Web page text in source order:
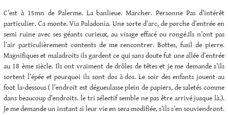
C’est à 15mn de Palerme. La banlieue. Marcher. Personne Pas d’intérêt
particulier. Ca monte. Via Paladonia. Une sorte d’arc, de porche d’entrée en
semi ruine avec ses géants curieux, au visage effacé ou rongé.Ils n’ont pas
l’air particulièrement contents de me rencontrer. Bottes, fusil de pierre.
Magnifiques et maladroits ils gardent ce qui sans doute fut une allée d’entrée
au 18 ème siècle. Ils ont vraiment de drôles de têtes et je me demande s’ils
sortent l’épée et pourquoi ils sont dos à dos. Le soir des enfants jouent au
foot la-dessous ( l’endroit est dégueulasse plein de papiers, de saletés comme
dans beaucoup d’endroits. le tri sélectif semble ne pas être arrivé jusque là.).
Je me demande un instant si leur vie en sera modifiée, s’ils s’en souviendront.